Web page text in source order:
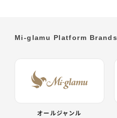
Mi-glamu Platform Brands
オールジャンル